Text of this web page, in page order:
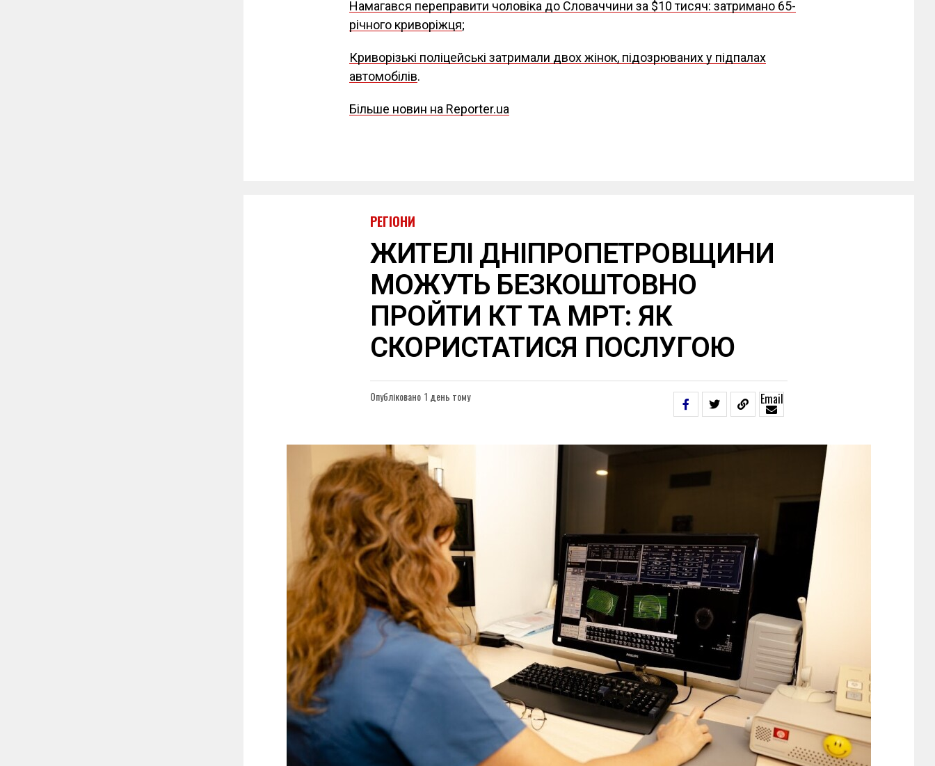
Намагався переправити чоловіка до Словаччини за $10 тисяч: затримано 65-
річного криворіжця;
Криворізькі поліцейські затримали двох жінок, підозрюваних у підпалах
автомобілів.
Більше новин на Reporter.ua
РЕГІОНИ
ЖИТЕЛІ ДНІПРОПЕТРОВЩИНИ
МОЖУТЬ БЕЗКОШТОВНО
ПРОЙТИ КТ ТА МРТ: ЯК
СКОРИСТАТИСЯ ПОСЛУГОЮ
Опубліковано 1 день тому Email